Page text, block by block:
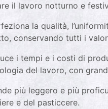
il lavoro notturno e
la qualità,
conservando tutti i
i tempi e i costi di
del lavoro, con
più leggero e più
e del pasticcere.